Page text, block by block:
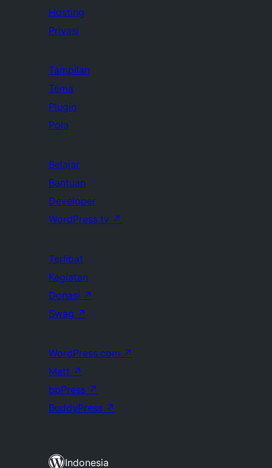
Hosting
Privasi
Tampilan
Tema
Plugin
Pola
Belajar
Bantuan
Developer
WordPress.tv ↗
Terlibat
Kegiatan
Donasi ↗
Swag ↗
WordPress.com ↗
Matt ↗
bbPress ↗
BuddyPress ↗
Indonesia